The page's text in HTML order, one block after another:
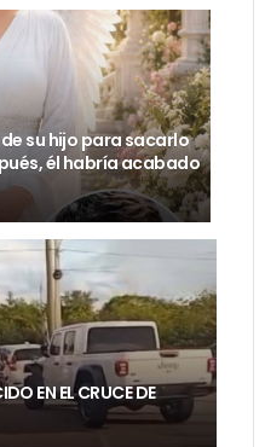
su hijo para sacarlo
él habría acabado
EN EL CRUCE DE